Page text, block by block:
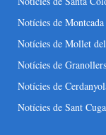
Notícies de
Notícies de Mollet
Notícies de Granollers
Notícies de
Notícies de Sant